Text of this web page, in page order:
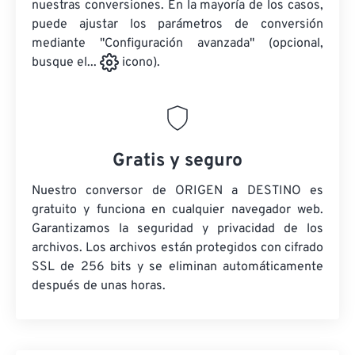
nuestras conversiones. En la mayoría de los casos,
puede ajustar los parámetros de conversión
mediante "Configuración avanzada" (opcional,
busque el...
icono).
Gratis y seguro
Nuestro conversor de ORIGEN a DESTINO es
gratuito y funciona en cualquier navegador web.
Garantizamos la seguridad y privacidad de los
archivos. Los archivos están protegidos con cifrado
SSL de 256 bits y se eliminan automáticamente
después de unas horas.